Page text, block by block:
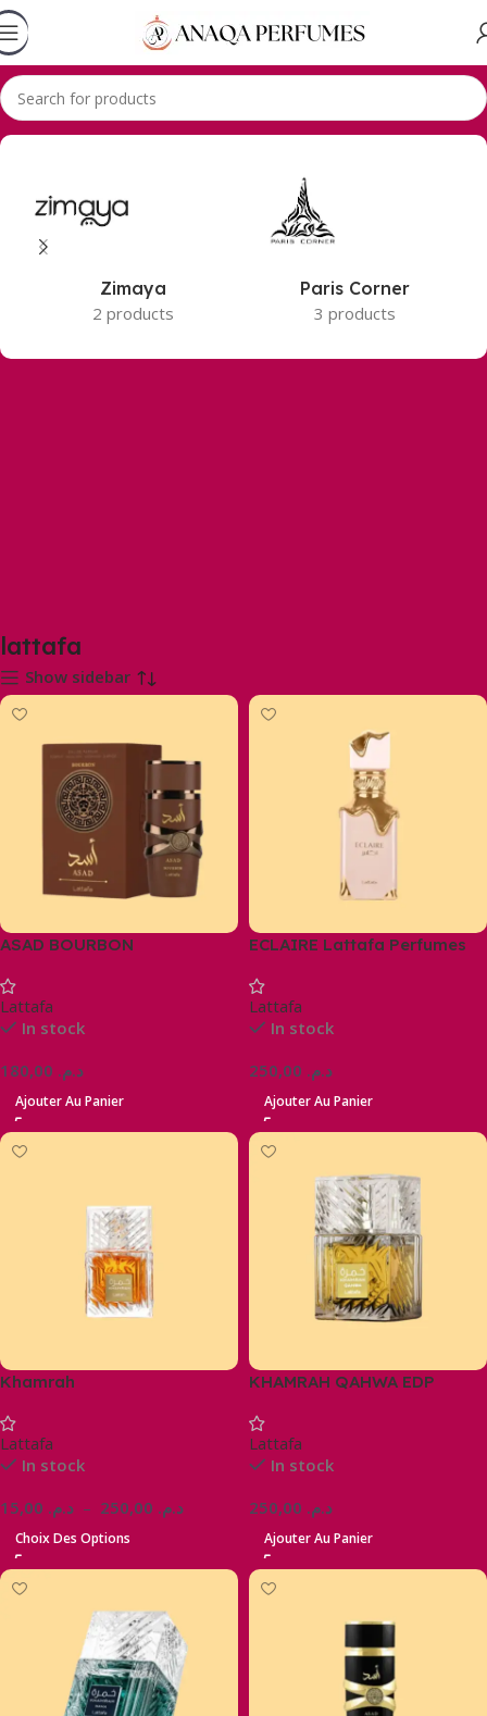
Accueil lattafa
Zimaya
2 products
Paris Corner
3 products
lattafa
Show sidebar
ASAD BOURBON
Lattafa
In stock
د.م.
Ajouter Au Panier
ECLAIRE Lattafa Perfumes
Lattafa
In stock
د.م.
Ajouter Au Panier
Khamrah
Lattafa
In stock
د.م. – د.م.
Choix Des Options
KHAMRAH QAHWA EDP
Lattafa
In stock
د.م.
Ajouter Au Panier